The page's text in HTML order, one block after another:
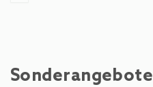
Sonderangebote